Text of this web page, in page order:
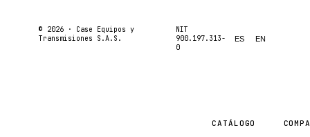
© 2026 · Case Equipos y
Transmisiones S.A.S.
NIT
900.197.313-
0
ES EN
CATÁLOGO